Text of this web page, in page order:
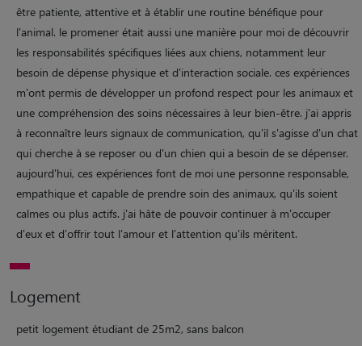
être patiente, attentive et à établir une routine bénéfique pour
l'animal. le promener était aussi une manière pour moi de découvrir
les responsabilités spécifiques liées aux chiens, notamment leur
besoin de dépense physique et d'interaction sociale. ces expériences
m'ont permis de développer un profond respect pour les animaux et
une compréhension des soins nécessaires à leur bien-être. j'ai appris
à reconnaître leurs signaux de communication, qu'il s'agisse d'un chat
qui cherche à se reposer ou d'un chien qui a besoin de se dépenser.
aujourd'hui, ces expériences font de moi une personne responsable,
empathique et capable de prendre soin des animaux, qu'ils soient
calmes ou plus actifs. j'ai hâte de pouvoir continuer à m'occuper
d'eux et d'offrir tout l'amour et l'attention qu'ils méritent.
Logement
petit logement étudiant de 25m2, sans balcon